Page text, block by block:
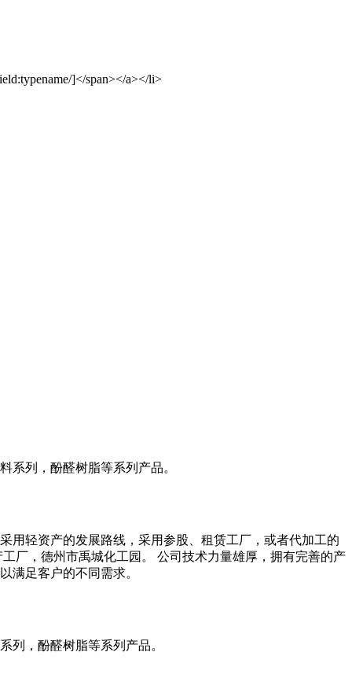
]</span></a></li>
系列，酚醛树脂等系列产品。
用轻资产的发展路线，采用参股、租赁工厂，或者代加工的
厂，德州市禹城化工园。 公司技术力量雄厚，拥有完善的产
满足客户的不同需求。
列，酚醛树脂等系列产品。